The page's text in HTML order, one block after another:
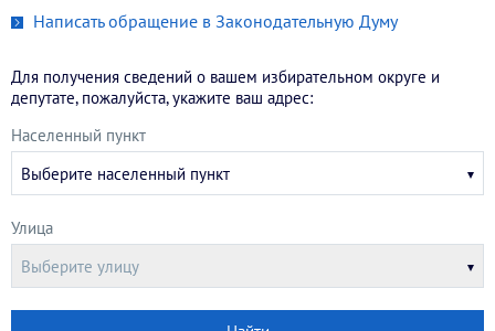
Написать обращение в Законодательную Думу
Для получения сведений о вашем избирательном округе и
депутате, пожалуйста, укажите ваш адрес:
Населенный пункт
Выберите населенный пункт
Улица
Выберите улицу